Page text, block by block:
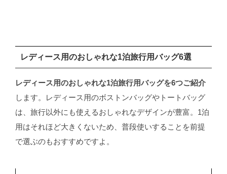
レディース用のおしゃれな1泊旅行用バッグ6選
レディース用のおしゃれな1泊旅行用バッグを6つご紹介
します。レディース用のボストンバッグやトートバッグ
は、旅行以外にも使えるおしゃれなデザインが豊富。1泊
用はそれほど大きくないため、普段使いすることを前提
で選ぶのもおすすめですよ。